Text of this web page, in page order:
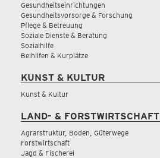
Gesundheitseinrichtungen
Gesundheitsvorsorge & Forschung
Pflege & Betreuung
Soziale Dienste & Beratung
Sozialhilfe
Beihilfen & Kurplätze
KUNST & KULTUR
Kunst & Kultur
LAND- & FORSTWIRTSCHAFT
Agrarstruktur, Boden, Güterwege
Forstwirtschaft
Jagd & Fischerei